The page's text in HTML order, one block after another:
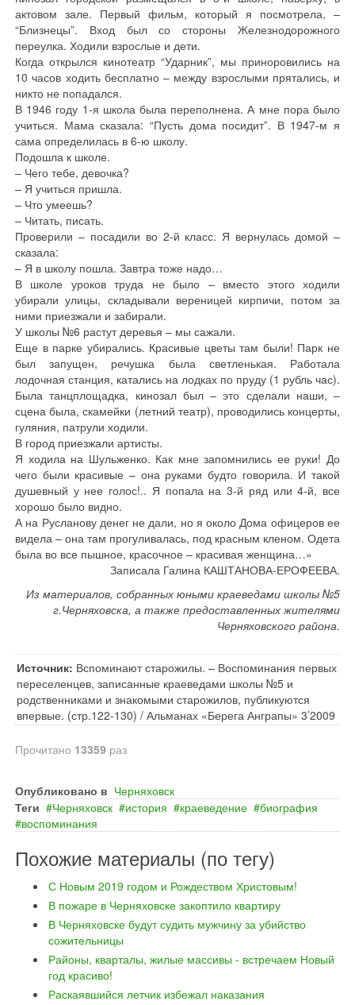
актовом зале. Первый фильм, который я посмотрела, –
“Близнецы”. Вход был со стороны Железнодорожного
переулка. Ходили взрослые и дети.
Когда открылся кинотеатр “Ударник”, мы приноровились на
10 часов ходить бесплатно – между взрослыми прятались, и
никто не попадался.
В 1946 году 1-я школа была переполнена. А мне пора было
учиться. Мама сказала: “Пусть дома посидит”. В 1947-м я
сама определилась в 6-ю школу.
Подошла к школе.
– Чего тебе, девочка?
– Я учиться пришла.
– Что умеешь?
– Читать, писать.
Проверили – посадили во 2-й класс. Я вернулась домой –
сказала:
– Я в школу пошла. Завтра тоже надо…
В школе уроков труда не было – вместо этого ходили
убирали улицы, складывали вереницей кирпичи, потом за
ними приезжали и забирали.
У школы №6 растут деревья – мы сажали.
Еще в парке убирались. Красивые цветы там были! Парк не
был запущен, речушка была светленькая. Работала
лодочная станция, катались на лодках по пруду (1 рубль час).
Была танцплощадка, кинозал был – это сделали наши, –
сцена была, скамейки (летний театр), проводились концерты,
гуляния, патрули ходили.
В город приезжали артисты.
Я ходила на Шульженко. Как мне запомнились ее руки! До
чего были красивые – она руками будто говорила. И такой
душевный у нее голос!.. Я попала на 3-й ряд или 4-й, все
хорошо было видно.
А на Русланову денег не дали, но я около Дома офицеров ее
видела – она там прогуливалась, под красным кленом. Одета
была во все пышное, красочное – красивая женщина…»
Записала Галина КАШТАНОВА-ЕРОФЕЕВА.
Из материалов, собранных юными краеведами школы №5
г.Черняховска, а также предоставленных жителями
Черняховского района.
Источник: Вспоминают старожилы. – Воспоминания первых
переселенцев, записанные краеведами школы №5 и
родственниками и знакомыми старожилов, публикуются
впервые. (стр.122-130) / Альманах «Берега Анграпы» 3’2009
Прочитано 13359 раз
Опубликовано в Черняховск
Теги
Черняховск история краеведение
биография
воспоминания
Похожие материалы (по тегу)
С Новым 2019 годом и Рождеством Христовым!
В пожаре в Черняховске закоптило квартиру
В Черняховске будут судить мужчину за убийство
сожительницы
Районы, кварталы, жилые массивы - встречаем Новый
год красиво!
Раскаявшийся летчик избежал наказания